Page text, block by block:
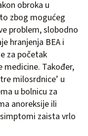
obroka u
zbog mogućeg
problem, slobodno
hranjenja BEA i
za početak
medicine. Također,
milosrdnice’ u
u bolnicu za
anoreksije ili
zaista vrlo